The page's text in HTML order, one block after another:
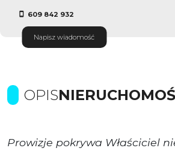
609 842 932
Napisz wiadomość
OPIS
Prowizje pokrywa Właściciel